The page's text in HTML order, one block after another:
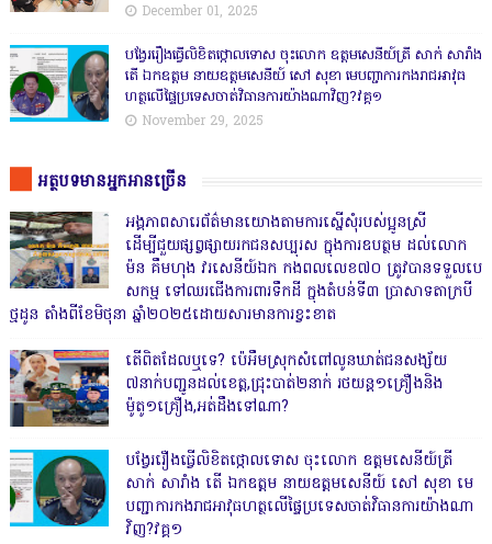
December 01, 2025
បង្វែររឿងធ្វើលិខិតថ្កោលទោស ចុះលោក ឧត្តមសេនីយ៍ត្រី សាក់ សារាំង
តើ ឯកឧត្តម នាយឧត្តមសេនីយ៍ សៅ សុខា មេបញ្ជាការកងរាជអាវុធ
ហត្ថលើផ្ទៃប្រទេសចាត់វិធានការយ៉ាងណាវិញ?វគ្គ១
November 29, 2025
អត្ថបទមានអ្នកអានច្រើន
អង្គភាពសារេព័ត៌មានយោងតាមការស្នើសុំរបស់ប្អូនស្រី
ដើម្បីជួយផ្សព្វផ្សាយរកជនសប្បុរស ក្នុងការឧបត្ថម ដល់លោក
ម៉ន គឹមហុង វរសេនីយ៍ឯក កងពលលេខ៧០ ត្រូវបានទទួលបេ
សកម្ម ទៅឈរជើងការពារទឹកដី ក្នុងតំបន់ទី៣ ប្រាសាទតាក្របី
ថ្មដូន តាំងពីខែមិថុនា ឆ្នាំ២០២៥ដោយសារមានការខ្វះខាត
តើពិតដែលឬទេ? ប៉េអឹមស្រុកសំពៅលូនឃាត់ជនសង្ស័យ
៧នាក់បញ្ជូនដល់ខេត្ត,ជ្រុះបាត់២នាក់ រថយន្ត១គ្រឿងនិង
ម៉ូតូ១គ្រឿង,អត់ដឹងទៅណា?
បង្វែររឿងធ្វើលិខិតថ្កោលទោស ចុះលោក ឧត្តមសេនីយ៍ត្រី
សាក់ សារាំង តើ ឯកឧត្តម នាយឧត្តមសេនីយ៍ សៅ សុខា មេ
បញ្ជាការកងរាជអាវុធហត្ថលើផ្ទៃប្រទេសចាត់វិធានការយ៉ាងណា
វិញ?វគ្គ១